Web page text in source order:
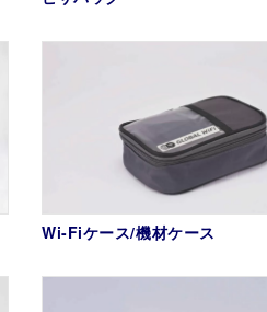
Wi-Fiケース/機材ケース